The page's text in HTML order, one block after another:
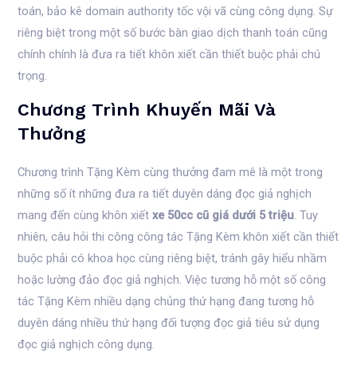
toán, bảo kê domain authority tốc vội vã cùng công dụng. Sự
riêng biệt trong một số bước bàn giao dịch thanh toán cũng
chính chính là đưa ra tiết khôn xiết cần thiết buộc phải chú
trọng.
Chương Trình Khuyến Mãi Và
Thưởng
Chương trình Tặng Kèm cùng thưởng đam mê là một trong
những số ít những đưa ra tiết duyên dáng đọc giả nghịch
mang đến cùng khôn xiếtxe 50cc cũ giá dưới 5 triệu. Tuy
nhiên, câu hỏi thi công công tác Tặng Kèm khôn xiết cần thiết
buộc phải có khoa học cùng riêng biệt, tránh gây hiểu nhầm
hoặc lường đảo đọc giả nghịch. Việc tương hỗ một số công
tác Tặng Kèm nhiều dạng chủng thứ hạng đang tương hỗ
duyên dáng nhiều thứ hạng đối tượng đọc giả tiêu sử dụng
đọc giả nghịch công dụng.